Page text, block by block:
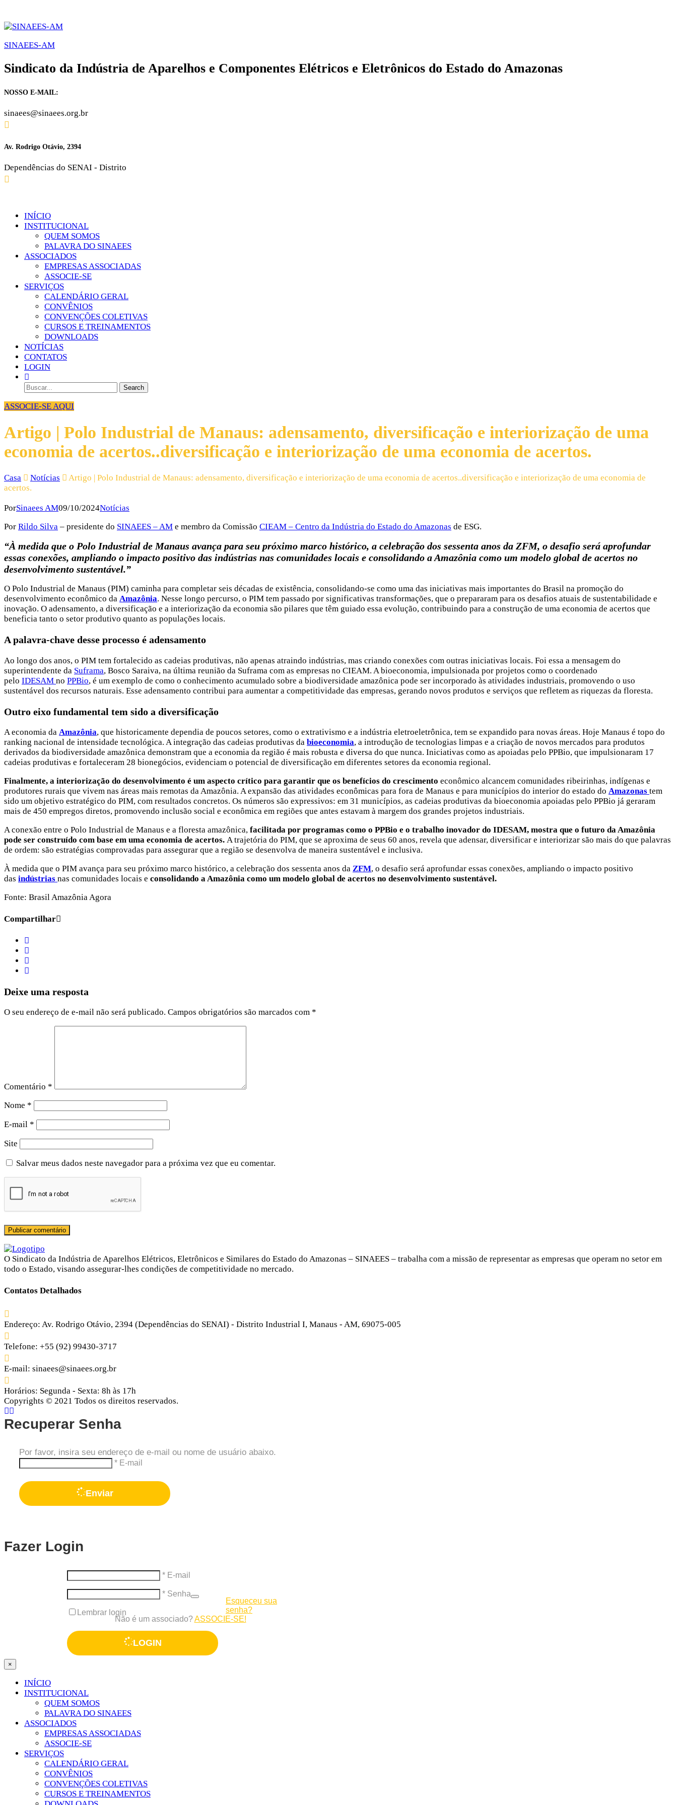
SINAEES-AM
Sindicato da Indústria de Aparelhos e Componentes Elétricos e Eletrônicos do Estado do Amazonas
NOSSO E-MAIL:
sinaees@sinaees.org.br
Av. Rodrigo Otávio, 2394
Dependências do SENAI - Distrito
INÍCIO
INSTITUCIONAL
QUEM SOMOS
PALAVRA DO SINAEES
ASSOCIADOS
EMPRESAS ASSOCIADAS
ASSOCIE-SE
SERVIÇOS
CALENDÁRIO GERAL
CONVÊNIOS
CONVENÇÕES COLETIVAS
CURSOS E TREINAMENTOS
DOWNLOADS
NOTÍCIAS
CONTATOS
LOGIN
ASSOCIE-SE AQUI
Artigo | Polo Industrial de Manaus: adensamento, diversificação e interiorização de uma
economia de acertos..diversificação e interiorização de uma economia de acertos.
Casa Notícias
Artigo | Polo Industrial de Manaus: adensamento, diversificação e interiorização de uma economia de acertos..diversificação e interiorização de uma economia de
acertos.
PorSinaees AM09/10/2024Notícias
Por Rildo Silva – presidente do SINAEES – AM e membro da Comissão CIEAM – Centro da Indústria do Estado do Amazonas de ESG.
“À medida que o Polo Industrial de Manaus avança para seu próximo marco histórico, a celebração dos sessenta anos da ZFM, o desafio será aprofundar
essas conexões, ampliando o impacto positivo das indústrias nas comunidades locais e consolidando a Amazônia como um modelo global de acertos no
desenvolvimento sustentável.”
O Polo Industrial de Manaus (PIM) caminha para completar seis décadas de existência, consolidando-se como uma das iniciativas mais importantes do Brasil na promoção do
desenvolvimento econômico da Amazônia. Nesse longo percurso, o PIM tem passado por significativas transformações, que o prepararam para os desafios atuais de sustentabilidade e
inovação. O adensamento, a diversificação e a interiorização da economia são pilares que têm guiado essa evolução, contribuindo para a construção de uma economia de acertos que
beneficia tanto o setor produtivo quanto as populações locais.
A palavra-chave desse processo é adensamento
Ao longo dos anos, o PIM tem fortalecido as cadeias produtivas, não apenas atraindo indústrias, mas criando conexões com outras iniciativas locais. Foi essa a mensagem do
superintendente da Suframa, Bosco Saraiva, na última reunião da Suframa com as empresas no CIEAM. A bioeconomia, impulsionada por projetos como o coordenado
pelo IDESAM no PPBio, é um exemplo de como o conhecimento acumulado sobre a biodiversidade amazônica pode ser incorporado às atividades industriais, promovendo o uso
sustentável dos recursos naturais. Esse adensamento contribui para aumentar a competitividade das empresas, gerando novos produtos e serviços que refletem as riquezas da floresta.
Outro eixo fundamental tem sido a diversificação
A economia da Amazônia, que historicamente dependia de poucos setores, como o extrativismo e a indústria eletroeletrônica, tem se expandido para novas áreas. Hoje Manaus é topo do
ranking nacional de intensidade tecnológica. A integração das cadeias produtivas da bioeconomia, a introdução de tecnologias limpas e a criação de novos mercados para produtos
derivados da biodiversidade amazônica demonstram que a economia da região é mais robusta e diversa do que nunca. Iniciativas como as apoiadas pelo PPBio, que impulsionaram 17
cadeias produtivas e fortaleceram 28 bionegócios, evidenciam o potencial de diversificação em diferentes setores da economia regional.
Finalmente, a interiorização do desenvolvimento é um aspecto crítico para garantir que os benefícios do crescimento econômico alcancem comunidades ribeirinhas, indígenas e
produtores rurais que vivem nas áreas mais remotas da Amazônia. A expansão das atividades econômicas para fora de Manaus e para municípios do interior do estado do Amazonas tem
sido um objetivo estratégico do PIM, com resultados concretos. Os números são expressivos: em 31 municípios, as cadeias produtivas da bioeconomia apoiadas pelo PPBio já geraram
mais de 450 empregos diretos, promovendo inclusão social e econômica em regiões que antes estavam à margem dos grandes projetos industriais.
A conexão entre o Polo Industrial de Manaus e a floresta amazônica, facilitada por programas como o PPBio e o trabalho inovador do IDESAM, mostra que o futuro da Amazônia
pode ser construído com base em uma economia de acertos. A trajetória do PIM, que se aproxima de seus 60 anos, revela que adensar, diversificar e interiorizar são mais do que palavras
de ordem: são estratégias comprovadas para assegurar que a região se desenvolva de maneira sustentável e inclusiva.
À medida que o PIM avança para seu próximo marco histórico, a celebração dos sessenta anos da ZFM, o desafio será aprofundar essas conexões, ampliando o impacto positivo
das indústrias nas comunidades locais e consolidando a Amazônia como um modelo global de acertos no desenvolvimento sustentável.
Fonte: Brasil Amazônia Agora
Compartilhar
Deixe uma resposta
O seu endereço de e-mail não será publicado. Campos obrigatórios são marcados com *
Comentário *
Nome *
E-mail *
Site
Salvar meus dados neste navegador para a próxima vez que eu comentar.
O Sindicato da Indústria de Aparelhos Elétricos, Eletrônicos e Similares do Estado do Amazonas – SINAEES – trabalha com a missão de representar as empresas que operam no setor em
todo o Estado, visando assegurar-lhes condições de competitividade no mercado.
Contatos Detalhados
Endereço: Av. Rodrigo Otávio, 2394 (Dependências do SENAI) - Distrito Industrial I, Manaus - AM, 69075-005
Telefone: +55 (92) 99430-3717
E-mail: sinaees@sinaees.org.br
Horários: Segunda - Sexta: 8h às 17h
Copyrights © 2021 Todos os direitos reservados.
Recuperar Senha
Por favor, insira seu endereço de e-mail ou nome de usuário abaixo.
* E-mail
Enviar
Fazer Login
* E-mail
* Senha
Lembrar login
LOGIN
Esqueceu sua
senha?
Não é um associado?ASSOCIE-SE!
×
INÍCIO
INSTITUCIONAL
QUEM SOMOS
PALAVRA DO SINAEES
ASSOCIADOS
EMPRESAS ASSOCIADAS
ASSOCIE-SE
SERVIÇOS
CALENDÁRIO GERAL
CONVÊNIOS
CONVENÇÕES COLETIVAS
CURSOS E TREINAMENTOS